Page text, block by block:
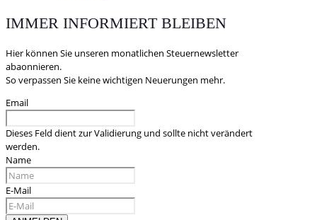
IMMER INFORMIERT BLEIBEN
Hier können Sie unseren monatlichen Steuernewsletter
abaonnieren.
So verpassen Sie keine wichtigen Neuerungen mehr.
Email
Dieses Feld dient zur Validierung und sollte nicht verändert
werden.
Name
E-Mail